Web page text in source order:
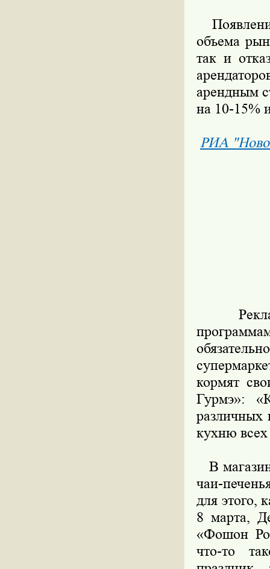
объема
так и
арендным
на 10-15%
РИА
кормят
Гурмэ»:
различных
кухню
В
чаи-
для этого,
8 марта,
«Фошон
что-то